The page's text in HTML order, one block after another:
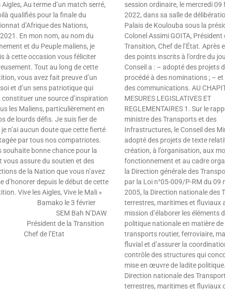
Aigles, Au terme d’un match serré,
qualifiés pour la finale du
d’Afrique des Nations,
En mon nom, au nom du
et du Peuple maliens, je
à cette occasion vous féliciter
Tout au long de cette
vous avez fait preuve d’un
et d’un sens patriotique qui
une source d’inspiration
les Maliens, particulièrement en
de lourds défis. Je suis fier de
n’ai aucun doute que cette fierté
par tous nos compatriotes.
souhaite bonne chance pour la
vous assure du soutien et des
de la Nation que vous n’avez
d’honorer depuis le début de cette
Vive les Aigles, Vive le Mali »
le 3 février
SEM Bah N’DAW
de la Transition
de l’Etat
session ordinaire, le mercredi 09
2022, dans sa salle de
Palais de Koulouba sous la
Colonel Assimi GOITA, Président
Transition, Chef de l’État. Après
des points inscrits à l’ordre du
Conseil a : – adopté des projets
procédé à des nominations ; –
des communications. AU
MESURES LEGISLATIVES ET
REGLEMENTAIRES 1. Sur le
ministre des Transports et des
Infrastructures, le Conseil des
adopté des projets de texte
création, à l’organisation, aux
fonctionnement et au cadre
la Direction générale des
par la Loi n°05-009/P-RM du 09
2005, la Direction nationale des
terrestres, maritimes et fluviaux
mission d’élaborer les éléments
politique nationale en matière de
transports routier, ferroviaire,
fluvial et d’assurer la
contrôle des structures qui
mise en œuvre de ladite
Direction nationale des
terrestres, maritimes et fluviaux